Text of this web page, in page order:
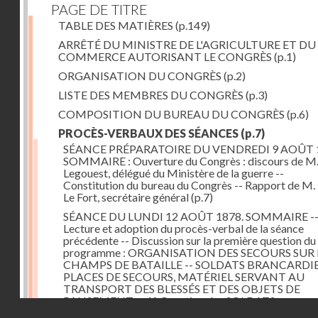
PAGE DE TITRE
TABLE DES MATIÈRES (p.149)
ARRÊTÉ DU MINISTRE DE L'AGRICULTURE ET DU
COMMERCE AUTORISANT LE CONGRÈS (p.1)
ORGANISATION DU CONGRÈS (p.2)
LISTE DES MEMBRES DU CONGRÈS (p.3)
COMPOSITION DU BUREAU DU CONGRÈS (p.6)
PROCÈS-VERBAUX DES SÉANCES (p.7)
SÉANCE PRÉPARATOIRE DU VENDREDI 9 AOÛT
SOMMAIRE : Ouverture du Congrès : discours de
Legouest, délégué du Ministère de la guerre --
Constitution du bureau du Congrès -- Rapport de M.
Le Fort, secrétaire général(p.7)
SÉANCE DU LUNDI 12 AOÛT 1878. SOMMAIRE --
Lecture et adoption du procès-verbal de la séance
précédente -- Discussion sur la première question du
programme : ORGANISATION DES SECOURS SUR
CHAMPS DE BATAILLE -- SOLDATS
PLACES DE SECOURS, MATÉRIEL SERVANT AU
TRANSPORT DES BLESSÉS ET DES OBJETS DE
PANSEMENT -- 1° Question des SOLDATS